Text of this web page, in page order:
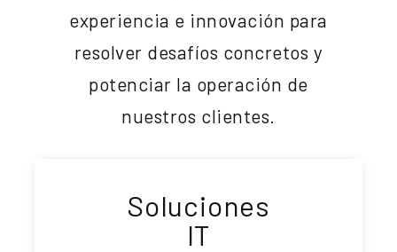
experiencia e innovación para
resolver desafíos concretos y
potenciar la operación de
nuestros clientes.
Soluciones
IT